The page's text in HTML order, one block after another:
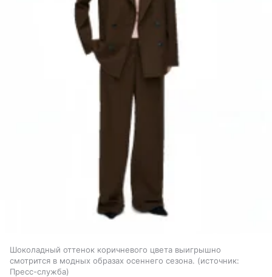
Шоколадный оттенок коричневого цвета выигрышно
смотрится в модных образах осеннего сезона.
источник:
Пресс-служба